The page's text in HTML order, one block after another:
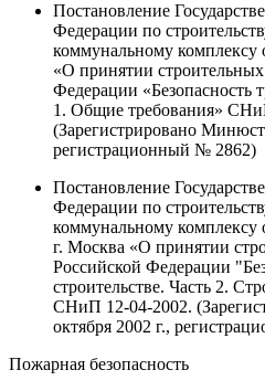
Постановление
Федерации по
коммунальному
«О принятии
Федерации «Безопасность
1. Общие требования»
(Зарегистрировано
регистрационный № 2862)
Постановление
Федерации по
коммунальному комплексу
г. Москва «О принятии
Российской Федерации
строительстве. Часть 2.
СНиП 12-04-2002.
октября 2002 г.,
Пожарная безопасность